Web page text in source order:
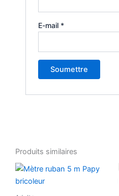
E-mail *
Produits similaires